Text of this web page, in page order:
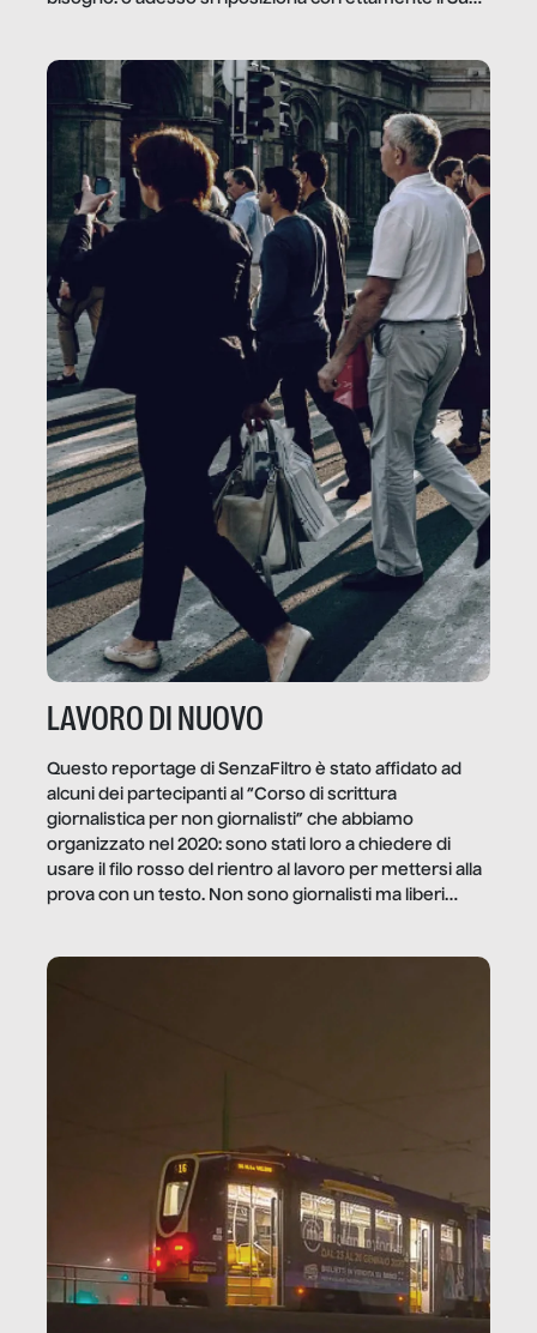
LAVORO DI NUOVO
Questo reportage di SenzaFiltro è stato affidato ad
alcuni dei partecipanti al “Corso di scrittura
giornalistica per non giornalisti” che abbiamo
organizzato nel 2020: sono stati loro a chiedere di
usare il filo rosso del rientro al lavoro per mettersi alla
prova con un testo. Non sono giornalisti ma liberi